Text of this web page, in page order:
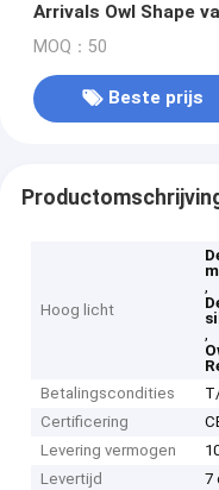
Arrivals Owl Shape
MOQ：50
Beste prijs
Hoog licht
,
,
Betalingscondities
Certificering
Levering vermogen
Levertijd
7